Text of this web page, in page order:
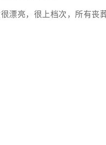
漂亮，很上档次，所有丧